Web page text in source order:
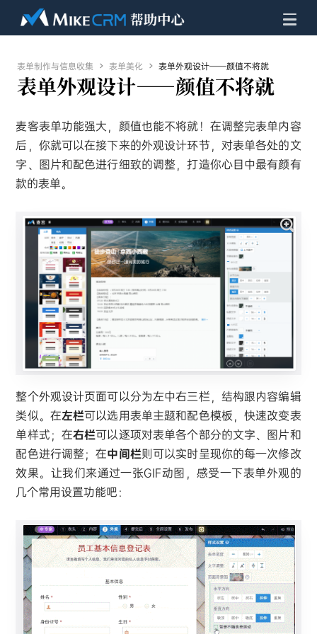
表单制作与信息收集  表单美化  表单外观设计——颜值不将就
表单外观设计——颜值不将就
麦客表单功能强大，颜值也能不将就！在调整完表单内容
后，你就可以在接下来的外观设计环节，对表单各处的文
字、图片和配色进行细致的调整，打造你心目中最有颜有
款的表单。
整个外观设计页面可以分为左中右三栏，结构跟内容编辑
类似。在左栏可以选用表单主题和配色模板，快速改变表
单样式；在右栏可以逐项对表单各个部分的文字、图片和
配色进行调整；在中间栏则可以实时呈现你的每一次修改
效果。让我们来通过一张GIF动图，感受一下表单外观的
几个常用设置功能吧：